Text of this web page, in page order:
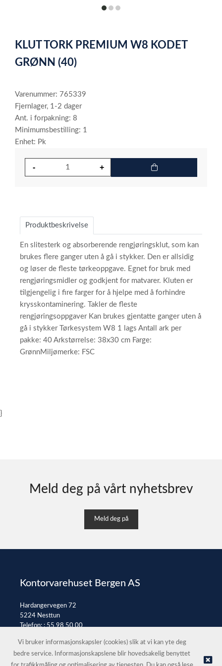
itemitemitem
of
3
KLUT TORK PREMIUM W8 KODET
GRØNN (40)
Varenummer: 765339
Fjernlager, 1-2 dager
Ant. i forpakning: 8
Minimumsbestilling: 1
Enhet: Pk
Produktbeskrivelse
En slitesterk og absorberende rengjøringsklut, som kan
brukes flere ganger uten å gå i stykker. Den er allsidig
og løser de fleste tørkeoppgave. Egnet for bruk med
rengjøringsmidler og godkjent for matvarer. Kluten er
tilgjengelig i fire farger for å hjelpe med å forhindre
krysskontaminering. Takler de fleste
rengjøringsoppgaver Kan brukes gjentatte ganger uten å
gå i stykker Tørkesystem W8 1 lags Antall ark per
pakke: 40 Arkstørrelse: 38x30 cm Farge:
GrønnMiljømerke: FSC
}
Meld deg på vårt nyhetsbrev
Meld deg på
Kontorvarehuset Bergen AS
Hardangervegen 72
5224 Nesttun
Telefon: :55 98 50 00
Vi bruker informasjonskapsler (cookies) slik at vi kan yte deg
bedre service. Informasjonskapslene blir hovedsakelig benyttet